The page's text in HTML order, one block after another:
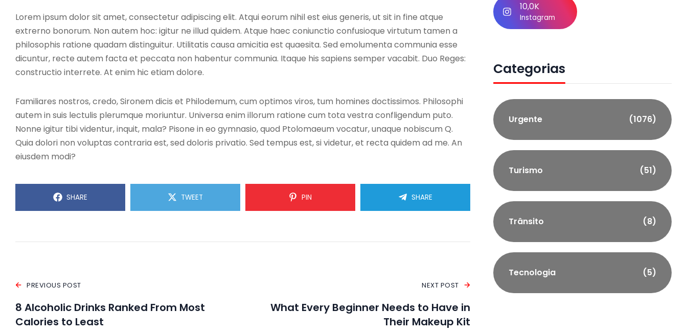
Lorem ipsum dolor sit amet, consectetur adipiscing elit. Atqui eorum nihil est eius generis, ut sit in fine atque
extrerno bonorum. Non autem hoc: igitur ne illud quidem. Atque haec coniunctio confusioque virtutum tamen a
philosophis ratione quadam distinguitur. Utilitatis causa amicitia est quaesita. Sed emolumenta communia esse
dicuntur, recte autem facta et peccata non habentur communia. Itaque his sapiens semper vacabit. Duo Reges:
constructio interrete. At enim hic etiam dolore.
Familiares nostros, credo, Sironem dicis et Philodemum, cum optimos viros, tum homines doctissimos. Philosophi
autem in suis lectulis plerumque moriuntur. Universa enim illorum ratione cum tota vestra confligendum puto.
Nonne igitur tibi videntur, inquit, mala? Pisone in eo gymnasio, quod Ptolomaeum vocatur, unaque nobiscum Q.
Quia dolori non voluptas contraria est, sed doloris privatio. Sed tempus est, si videtur, et recta quidem ad me. An
eiusdem modi?
SHARE TWEET PIN SHARE
PREVIOUS POST
8 Alcoholic Drinks Ranked From Most
Calories to Least
NEXT POST
What Every Beginner Needs to Have in
Their Makeup Kit
10,0K
Instagram
Categorias
Urgente (1076)
Turismo (51)
Trânsito (8)
Tecnologia (5)